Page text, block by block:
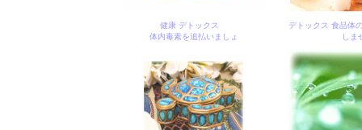
健康 デトックス
体内毒素を追払いましょ
デトックス 食品体
しま